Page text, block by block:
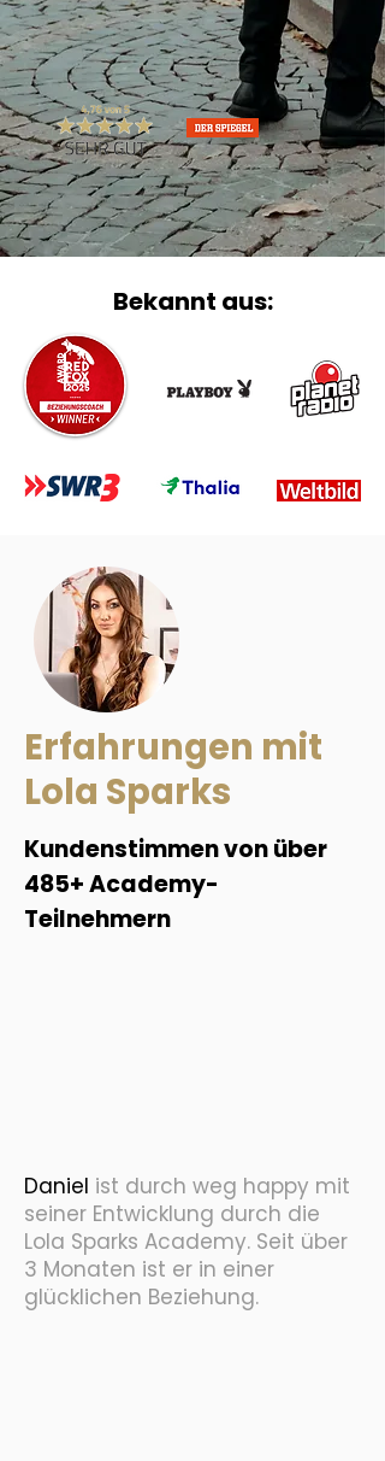
Bekannt aus:
Erfahrungen mit
Lola Sparks
Kundenstimmen von über
485+ Academy-
Teilnehmern
Daniel ist durch weg happy mit
seiner Entwicklung durch die
Lola Sparks Academy. Seit über
3 Monaten ist er in einer
glücklichen Beziehung.